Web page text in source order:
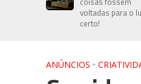
voltadas para o
certo!
ANÚNCIOS •